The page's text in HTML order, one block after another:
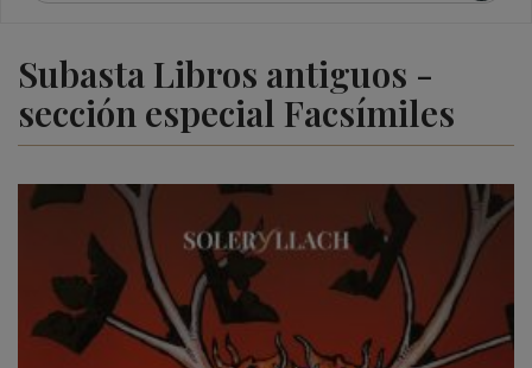
Subasta Libros antiguos -
sección especial Facsímiles